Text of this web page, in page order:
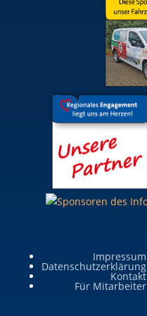
Impressum
Datenschutzerklärung
Kontakt
Für Mitarbeiter